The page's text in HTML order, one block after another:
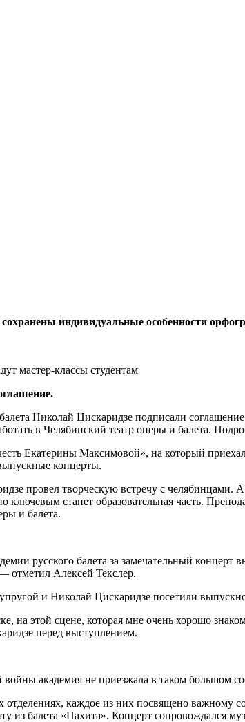
сохранены индивидуальные особенности
мастер-классы студентам
Николай Цискаридзе подписали
в Челябинский театр оперы и балета.
Екатерины Максимовой», на который
концерты.
провел творческую встречу с челябинцами.
ключевым станет образовательная часть.
и балета.
русского балета за замечательный концерт
отметил Алексей Текслер.
и Николай Цискаридзе посетили
на этой сцене, которая мне очень хорошо
перед выступлением.
академия не приезжала в таком большом
каждое из них посвящено важному
из балета «Пахита». Концерт сопровождался